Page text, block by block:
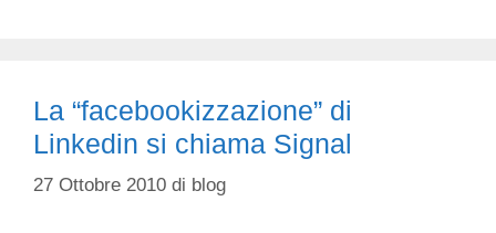
La “facebookizzazione” di
Linkedin si chiama Signal
27 Ottobre 2010 di blog